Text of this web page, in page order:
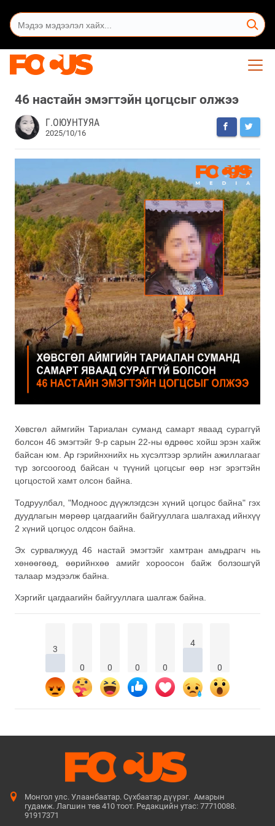
46 настайн эмэгтэйн цогцсыг олжээ
Г.ОЮУНТУЯА
2025/10/16
Хөвсгөл аймгийн Тариалан суманд самарт яваад сураггүй
болсон 46 эмэгтэйг 9-р сарын 22-ны өдрөөс хойш эрэн хайж
байсан юм. Ар гэрийнхнийх нь хүсэлтээр эрлийн ажиллагааг
түр зогсоогоод байсан ч түүний цогцсыг өөр нэг эрэгтэйн
цогцостой хамт олсон байна.
Тодруулбал, "Модноос дүүжлэгдсэн хүний цогцос байна" гэх
дуудлагын мөрөөр цагдаагийн байгууллага шалгахад ийнхүү
2 хүний цогцос олдсон байна.
Эх сурвалжууд 46 настай эмэгтэйг хамтран амьдрагч нь
хөнөөгөөд, өөрийнхөө амийг хороосон байж болзошгүй
талаар мэдээлж байна.
Хэргийг цагдаагийн байгууллага шалгаж байна.
3
0
0 0 0
4
0
Монгол улс. Улаанбаатар. Сүхбаатар дүүрэг. Амарын
гудамж. Лагшин төв 410 тоот. Редакцийн утас: 77710088.
91917371